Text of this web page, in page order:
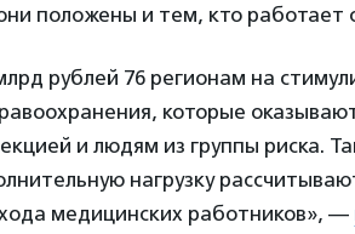
положены и тем, кто работает
рублей 76 регионам на
которые
и людям из группы риска.
нагрузку
медицинских работников», —